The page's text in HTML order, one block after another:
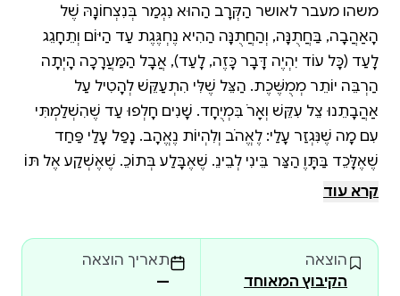
משהו מעבר לאושר הַקְּרָב הַהוּא נִגְמַר בְּנִצְחוֹנָהּ שֶׁל
הָאַהֲבָה, בַּחֲתֻנָּה, וְהַחֲתֻנָּה הַהִיא נֶחְגֶּגֶת עַד הַיּוֹם וְתֵחָגֵג
לָעַד (כָּל עוֹד יִהְיֶה דָּבָר כָּזֶה, לָעַד), אֲבָל הַמַּעֲרָכָה הָיְתָה
הַרְבֵּה יוֹתֵר מְמֻשֶּׁכֶת. הַצֵּל שֶׁלִּי הִתְעַקֵּשׁ לְהָטִיל עַל
אַהֲבָתֵנוּ צֵל עִקֵּשׁ וְאָרֹךְ בִּמְיֻחָד. שָׁנִים חָלְפוּ עַד שֶׁהִשְׁלַמְתִּי
עִם מָה שֶׁנִּגְזַר עָלַי: לֶאֱהֹב וְלִהְיוֹת נֶאֱהָב. נָפַל עָלַי פַּחַד
שֶׁאֶלָּכֵד בַּתָּוֶךְ הַצַּר בֵּינִי לְבֵינֵךְ. שֶׁאֶבָּלַע בְּתוֹכֵךְ. שֶׁאֶשְׁקַע אֶל תּוֹךְ
חַיַּיִךְ, חִיּוּכֵךְ, בְּשָׂרֵךְ, אוֹרֵךְ, אַהֲבָתֵךְ, וְאֵעָלֵם שָׁם. אֵעָלֵם בָּךְ. וְלֹא
הַזֹּאת עַצְמָהּ הִיא אֹשֶׁר. אוֹ בְּעֶצֶם מַשֶּׁהוּ מֵעֵבֶר לָאֹשֶׁר. כִּי
הָאֹשֶׁר מוּצָף כֻּלּוֹ בִּנְהָרָה אֱלֹהִית, מֵרֹאשׁ וְעַד זָנָב, וּמָה
שֶׁבֵּינֵינוּ מָלֵא אֲפֵלָה. וְצַעַר. וְחַיִּים. וּבָשָׂר. מָלֵא בַּבָּשָׂר שֶׁלִּי
קרא עוד
הוצאה
הקיבוץ המאוחד
תאריך הוצאה
—